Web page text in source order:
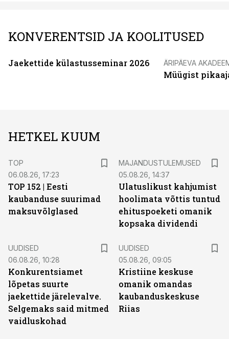
KONVERENTSID JA KOOLITUSED
Jaekettide külastusseminar 2026 ÄRIPÄEVA
Müügist
HETKEL KUUM
TOP
06.08.26, 17:23
TOP 152 | Eesti
kaubanduse suurimad
maksuvõlglased
MAJANDUSTULEMUSED
05.08.26, 14:37
Ulatuslikust kahjumist
hoolimata võttis tuntud
ehituspoeketi omanik
kopsaka dividendi
UUDISED
06.08.26, 10:28
Konkurentsiamet
lõpetas suurte
jaekettide järelevalve.
Selgemaks said mitmed
vaidluskohad
UUDISED
05.08.26, 09:05
Kristiine keskuse
omanik omandas
kaubanduskeskuse
Riias